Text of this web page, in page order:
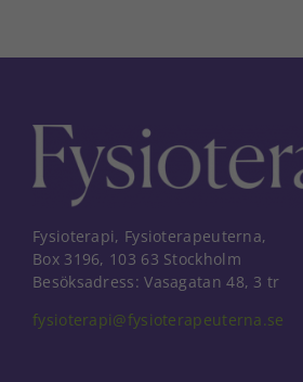
Fysioterapi, Fysioterapeuterna,
Box 3196, 103 63 Stockholm
Besöksadress: Vasagatan 48, 3 tr
fysioterapi@fysioterapeuterna.se